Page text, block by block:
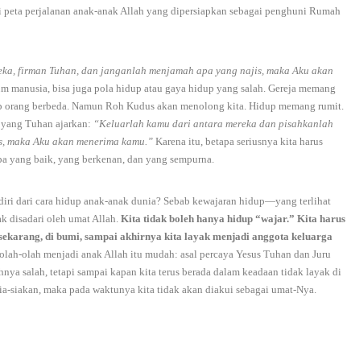
perjalanan anak-anak Allah yang dipersiapkan sebagai penghuni Rumah
firman Tuhan, dan janganlah menjamah apa yang najis, maka Aku akan
manusia, bisa juga pola hidup atau gaya hidup yang salah. Gereja memang
berbeda. Namun Roh Kudus akan menolong kita. Hidup memang rumit.
Tuhan ajarkan: “Keluarlah kamu dari antara mereka dan pisahkanlah
Aku akan menerima kamu.” Karena itu, betapa seriusnya kita harus
yang baik, yang berkenan, dan yang sempurna.
dari cara hidup anak-anak dunia? Sebab kewajaran hidup—yang terlihat
disadari oleh umat Allah. Kita tidak boleh hanya hidup “wajar.” Kita harus
di bumi, sampai akhirnya kita layak menjadi anggota keluarga
olah menjadi anak Allah itu mudah: asal percaya Yesus Tuhan dan Juru
salah, tetapi sampai kapan kita terus berada dalam keadaan tidak layak di
siakan, maka pada waktunya kita tidak akan diakui sebagai umat-Nya.